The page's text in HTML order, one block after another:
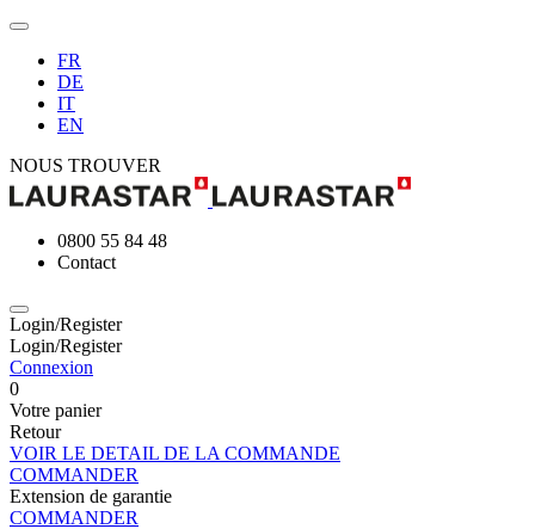
FR
DE
IT
EN
NOUS TROUVER
0800 55 84 48
Contact
Login/Register
Login/Register
Connexion
0
Votre panier
Retour
VOIR LE DETAIL DE LA COMMANDE
COMMANDER
Extension de garantie
COMMANDER